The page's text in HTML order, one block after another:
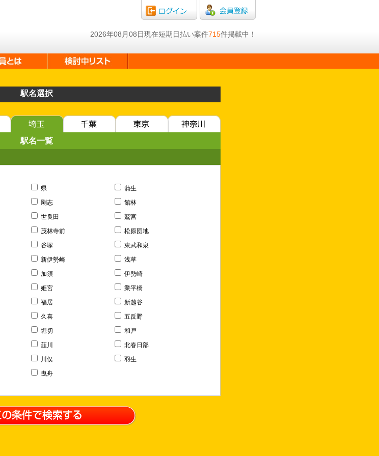
2026年08月08日現在短期日払い案件715件掲載中！
駅名選択
駅名一覧
県
剛志
世良田
茂林寺前
谷塚
新伊勢崎
加須
姫宮
福居
久喜
堀切
韮川
川俣
曳舟
蒲生
館林
鷲宮
松原団地
東武和泉
浅草
伊勢崎
業平橋
新越谷
五反野
和戸
北春日部
羽生